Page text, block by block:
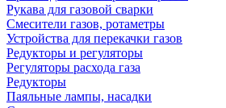
Рукава для газовой сварки
Смесители газов, ротаметры
Устройства для перекачки газов
Редукторы и регуляторы
Регуляторы расхода газа
Редукторы
Паяльные лампы, насадки